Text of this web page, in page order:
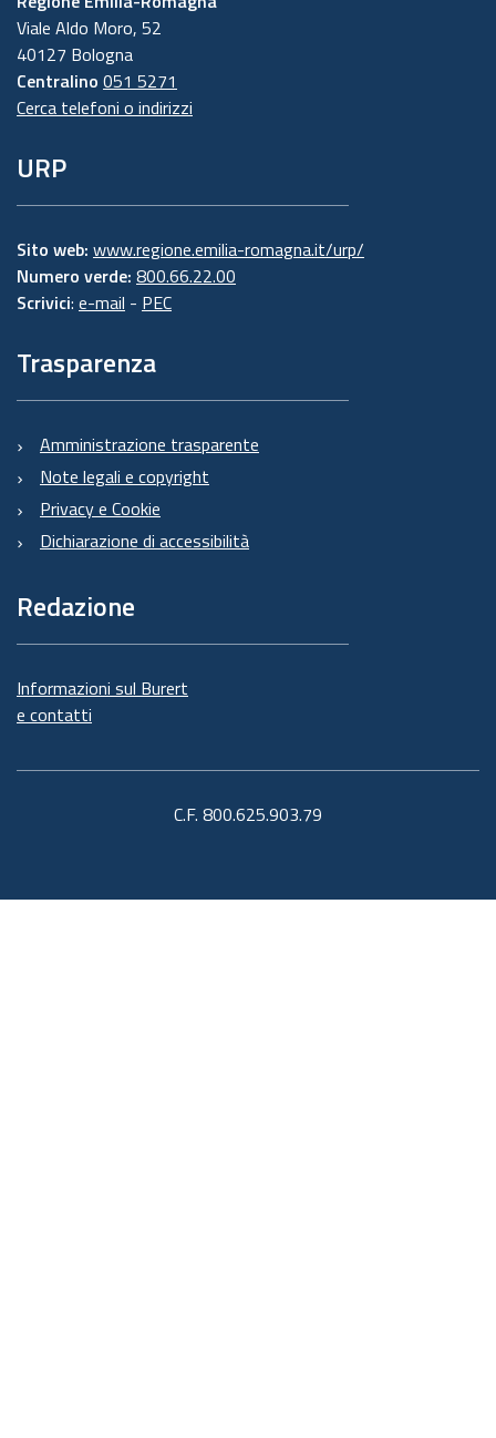
Viale Aldo Moro, 52
40127 Bologna
Centralino 051 5271
Cerca telefoni o indirizzi
URP
Sito web: www.regione.emilia-romagna.it/urp/
Numero verde: 800.66.22.00
Scrivici: e-mail - PEC
Trasparenza
Amministrazione trasparente
Note legali e copyright
Privacy e Cookie
Dichiarazione di accessibilità
Redazione
Informazioni sul Burert
e contatti
C.F. 800.625.903.79